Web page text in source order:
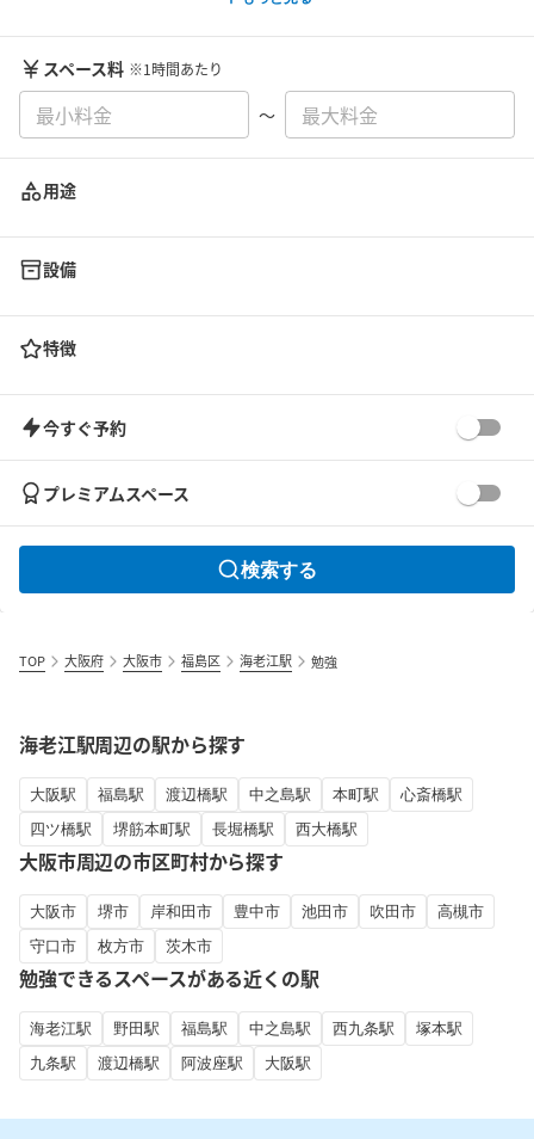
スペース料 ※1時間あたり
〜
用途
設備
特徴
今すぐ予約
プレミアムスペース
検索する
TOP 大阪府 大阪市 福島区 海老江駅 勉強
海老江駅周辺の駅から探す
大阪駅 福島駅 渡辺橋駅 中之島駅 本町駅
心斎橋駅
四ツ橋駅
堺筋本町駅 長堀橋駅 西大橋駅
大阪市周辺の市区町村から探す
大阪市 堺市 岸和田市 豊中市 池田市 吹田市
高槻市
守口市
枚方市 茨木市
勉強できるスペースがある近くの駅
海老江駅 野田駅 福島駅 中之島駅 西九条駅
塚本駅
九条駅
渡辺橋駅 阿波座駅 大阪駅